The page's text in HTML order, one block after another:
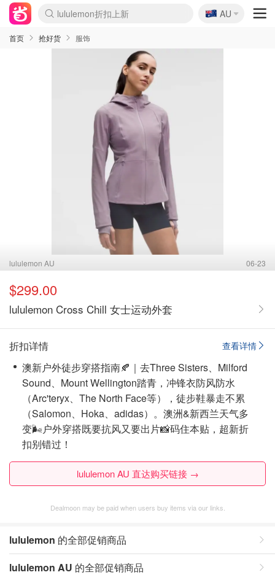
lululemon折扣上新
Sasa美妆护肤3.5折
SSENSE年中3折
FreshBeauty好价汇总
Cettire降价+叠9折
Farfetch折上8折
WWS Coles超市实拍
viagogo二手票捡漏
Myer清仓1折起
The Outnet奢牌1折起
David Jones 3折起
Flannels大牌1折
Perfumes Club护肤1折
AMIRO返校季6.2折
Oweek抽奖送Airpods
Amazon折扣汇总
eToro入金$200送$50
Amazon数码好物
ICONIC本周7.5折
ThedoubleF高奢地板价
Moose Knuckles 6折
丝芙兰5折起
EUFY官网3.7折起
Selenichast首饰2折
Trip机票酒店促销
YSL送5件彩妆礼
Amazon家居好物
BIGBANG巡演开票
David Jones时尚3折
Amazon美妆护肤
雅漾大喷$8
过敏原检测盒$33
伊索独家赠50ml沐浴露
科颜氏清仓3折
SEALIFE海洋馆门票6折
丝塔芙大白罐$16
订阅Newsletter送香薰
Cult Beauty 6.8折
Harrods圣诞日历2.3折
LN-CC奢牌私促3折
d'Alba空姐喷雾$16
EVE LOM套装逆天2折
Bernardelli独家4折
Adore Beauty 6折起
CT圣诞日历
Mytheresa奢品2.7折
Luxury Escapes 9折
Currentbody美容仪9折
MOON Garden Live
ALLSAINTS美衣3折
Roborock扫地机3.7折
Tingo Life水杯$24
Valentino官网5折
CR洗发护发6.3折
🇦🇺
AU
首页 抢好货 服饰
lululemon AU 06-23
$299.00
lululemon Cross Chill 女士运动外套
查看详情
折扣详情
澳新户外徒步穿搭指南🍂｜去Three Sisters、Milford
Sound、Mount Wellington踏青，冲锋衣防风防水
（Arc'teryx、The North Face等），徒步鞋暴走不累
（Salomon、Hoka、adidas）。澳洲&新西兰天气多
变🌬️户外穿搭既要抗风又要出片📸码住本贴，超新折
扣别错过！
lululemon AU 直达购买链接 →
Dealmoon may be paid when users buy items via our links.
lululemon 的全部促销商品
lululemon AU 的全部促销商品